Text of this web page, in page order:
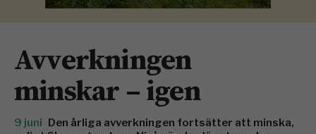
Avverkningen
minskar – igen
9 juni Den årliga avverkningen fortsätter att minska,